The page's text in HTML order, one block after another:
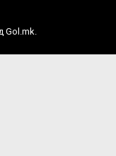
Gol.mk.